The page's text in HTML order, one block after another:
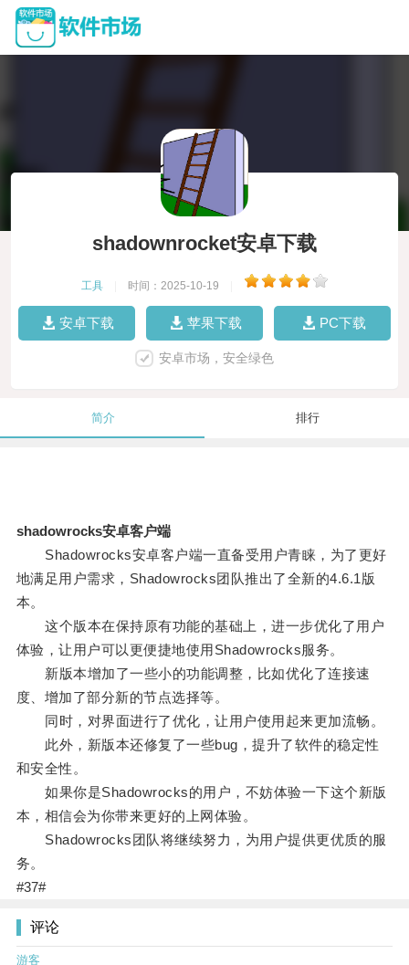
shadownrocket安卓下载
工具 时间：2025-10-19
安卓下载 苹果下载 PC下载
安卓市场，安全绿色
简介 排行
shadowrocks安卓客户端
Shadowrocks安卓客户端一直备受用户青睐，为了更好
地满足用户需求，Shadowrocks团队推出了全新的4.6.1版
本。
这个版本在保持原有功能的基础上，进一步优化了用户
体验，让用户可以更便捷地使用Shadowrocks服务。
新版本增加了一些小的功能调整，比如优化了连接速
度、增加了部分新的节点选择等。
同时，对界面进行了优化，让用户使用起来更加流畅。
此外，新版本还修复了一些bug，提升了软件的稳定性
和安全性。
如果你是Shadowrocks的用户，不妨体验一下这个新版
本，相信会为你带来更好的上网体验。
Shadowrocks团队将继续努力，为用户提供更优质的服
务。
#37#
评论
游客